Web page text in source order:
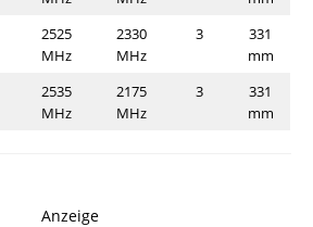
2525
MHz
2330
MHz
3
331
mm
2535
MHz
2175
MHz
3
331
mm
Anzeige